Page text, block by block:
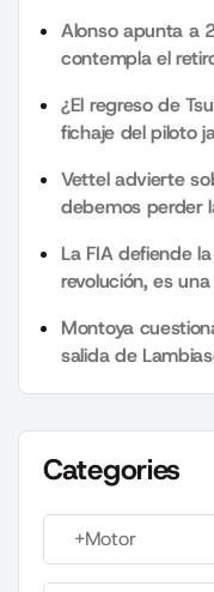
Alonso apunta a
contempla el
¿El regreso de
fichaje del piloto
Vettel advierte
debemos perder
La FIA defiende
revolución, es
Montoya
salida de
Categories
+Motor